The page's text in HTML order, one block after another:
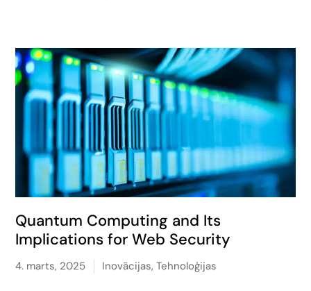
Quantum Computing and Its
Implications for Web Security
4. marts, 2025 Inovācijas,Tehnoloģijas